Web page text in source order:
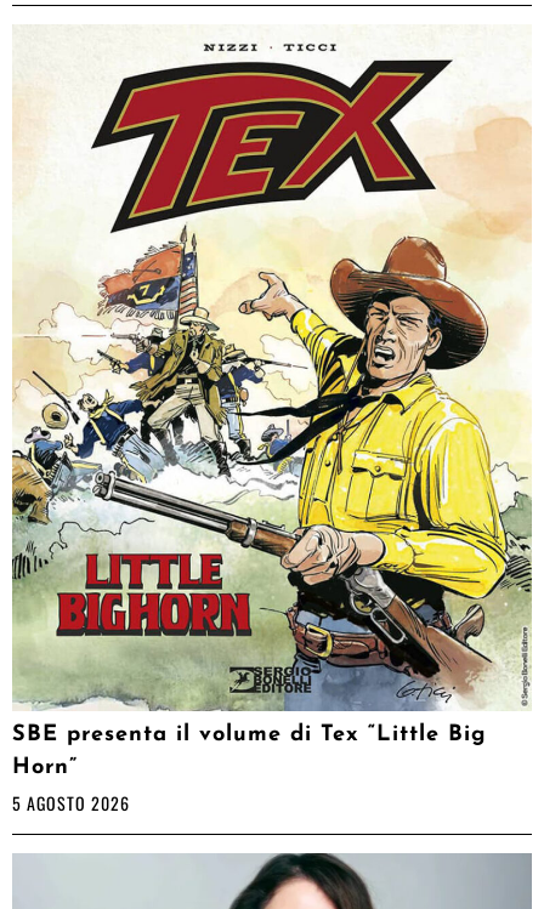
SBE presenta il volume di Tex “Little Big
Horn”
5 AGOSTO 2026